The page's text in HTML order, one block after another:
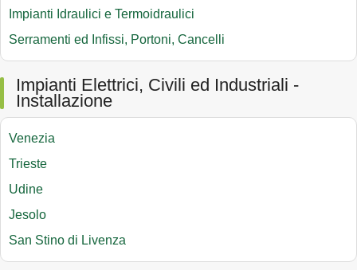
Impianti Idraulici e Termoidraulici
Serramenti ed Infissi, Portoni, Cancelli
Impianti Elettrici, Civili ed Industriali -
Installazione
Venezia
Trieste
Udine
Jesolo
San Stino di Livenza